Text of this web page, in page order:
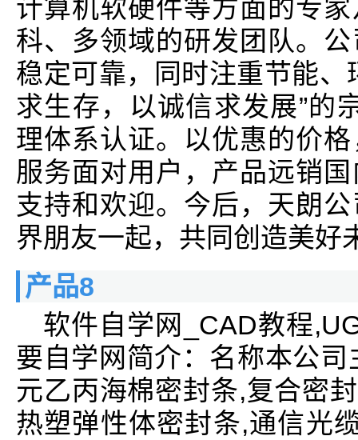
计算机软硬件等方面的专
科、多领域的研发团队。
稳定可靠，同时注重节能、
求生存，以诚信求发展”的
理体系认证。以优惠的价
服务面对用户，产品远销
支持和欢迎。今后，天朗
界朋友一起，共同创造美好
产品8
软件自学网_CAD教程
要自学网简介：名称本公
元乙丙海棉密封条,复合密
热塑弹性体密封条,通信光